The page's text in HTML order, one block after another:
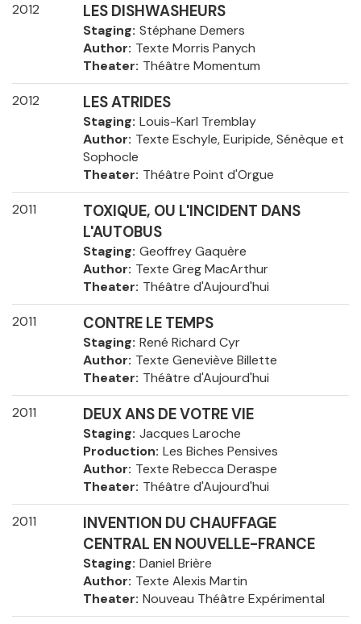
2012 LES DISHWASHEURS
Staging Stéphane Demers
Author Texte Morris Panych
Theater Théâtre Momentum
2012 LES ATRIDES
Staging Louis-Karl Tremblay
Author Texte Eschyle, Euripide, Sénèque et
Sophocle
Theater Théâtre Point d'Orgue
2011
TOXIQUE, OU L'INCIDENT DANS
L'AUTOBUS
Staging Geoffrey Gaquère
Author Texte Greg MacArthur
Theater Théâtre d'Aujourd'hui
2011 CONTRE LE TEMPS
Staging René Richard Cyr
Author Texte Geneviève Billette
Theater Théâtre d'Aujourd'hui
2011 DEUX ANS DE VOTRE VIE
Staging Jacques Laroche
Production Les Biches Pensives
Author Texte Rebecca Deraspe
Theater Théâtre d'Aujourd'hui
2011
INVENTION DU CHAUFFAGE
CENTRAL EN NOUVELLE-FRANCE
Staging Daniel Brière
Author Texte Alexis Martin
Theater Nouveau Théâtre Expérimental